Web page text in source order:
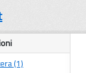
(1)